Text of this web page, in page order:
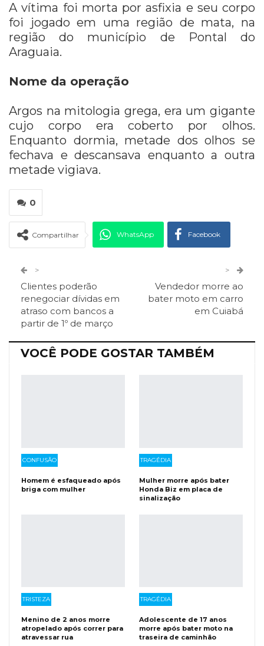
A vítima foi morta por asfixia e seu corpo
foi jogado em uma região de mata, na
região do município de Pontal do
Araguaia.
Nome da operação
Argos na mitologia grega, era um gigante
cujo corpo era coberto por olhos.
Enquanto dormia, metade dos olhos se
fechava e descansava enquanto a outra
metade vigiava.
0
Compartilhar WhatsApp Facebook
Facebook Messenger
>
Clientes poderão
renegociar dívidas em
atraso com bancos a
partir de 1º de março
>
Vendedor morre ao
bater moto em carro
em Cuiabá
VOCÊ PODE GOSTAR TAMBÉM
CONFUSÃO
Homem é esfaqueado após
briga com mulher
TRAGÉDIA
Mulher morre após bater
Honda Biz em placa de
sinalização
TRISTEZA
Menino de 2 anos morre
atropelado após correr para
atravessar rua
TRAGÉDIA
Adolescente de 17 anos
morre após bater moto na
traseira de caminhão